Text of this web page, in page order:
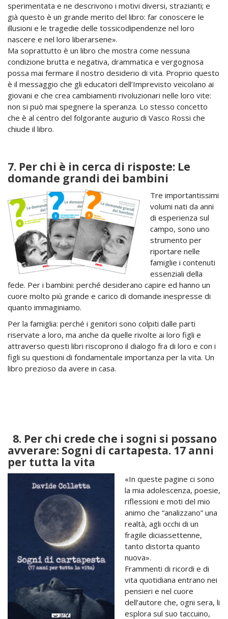
sperimentata e ne descrivono i motivi diversi, strazianti; e
già questo è un grande merito del libro: far conoscere le
illusioni e le tragedie delle tossicodipendenze nel loro
nascere e nel loro liberarsene».
Ma soprattutto è un libro che mostra come nessuna
condizione brutta e negativa, drammatica e vergognosa
possa mai fermare il nostro desiderio di vita. Proprio questo
è il messaggio che gli educatori dell’Imprevisto veicolano ai
giovani e che crea cambiamenti rivoluzionari nelle loro vite:
non si può mai spegnere la speranza. Lo stesso concetto
che è al centro del folgorante augurio di Vasco Rossi che
chiude il libro.
7. Per chi è in cerca di risposte: Le
domande grandi dei bambini
Tre importantissimi
volumi nati da anni
di esperienza sul
campo, sono uno
strumento per
riportare nelle
famiglie i contenuti
essenziali della
fede. Per i bambini: perché desiderano capire ed hanno un
cuore molto più grande e carico di domande inespresse di
quanto immaginiamo.
Per la famiglia: perché i genitori sono colpiti dalle parti
riservate a loro, ma anche da quelle rivolte ai loro figli e
attraverso questi libri riscoprono il dialogo fra di loro e con i
figli su questioni di fondamentale importanza per la vita. Un
libro prezioso da avere in casa.
8. Per chi crede che i sogni si possano
avverare: Sogni di cartapesta. 17 anni
per tutta la vita
«In queste pagine ci sono
la mia adolescenza, poesie,
riflessioni e moti del mio
animo che “analizzano” una
realtà, agli occhi di un
fragile diciassettenne,
tanto distorta quanto
nuova».
Frammenti di ricordi e di
vita quotidiana entrano nei
pensieri e nel cuore
dell’autore che, ogni sera, li
esplora sul suo taccuino,